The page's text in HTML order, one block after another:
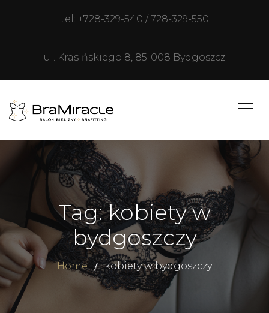
tel: +728-329-540 / 728-329-550
ul. Krasińskiego 8, 85-008 Bydgoszcz
Tag: kobiety w
bydgoszczy
Home kobiety w bydgoszczy